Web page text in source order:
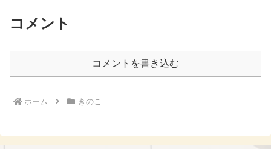
コメント
コメントを書き込む
ホーム きのこ